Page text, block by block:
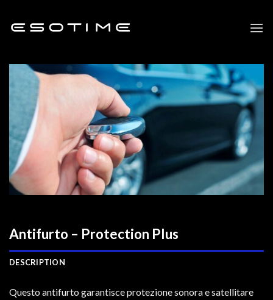
Antifurto – Protection Plus
DESCRIPTION
Questo antifurto garantisce protezione sonora e satellitare